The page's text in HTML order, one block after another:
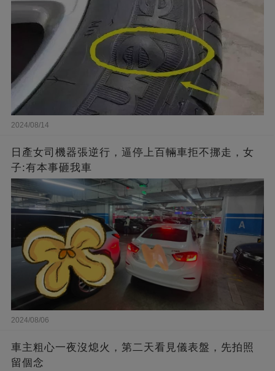
2024/08/14
日產女司機器張逆行，逼停上百輛車拒不挪走，女
子:有本事砸我車
2024/08/06
車主粗心一夜沒熄火，第二天看見儀表盤，先拍照
留個念